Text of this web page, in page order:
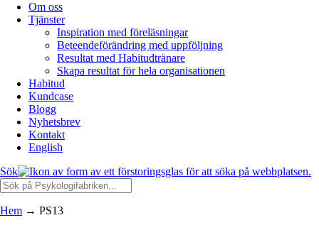
Om oss
Tjänster
Inspiration med föreläsningar
Beteendeförändring med uppföljning
Resultat med Habitudtränare
Skapa resultat för hela organisationen
Habitud
Kundcase
Blogg
Nyhetsbrev
Kontakt
English
Sök
Hem → PS13